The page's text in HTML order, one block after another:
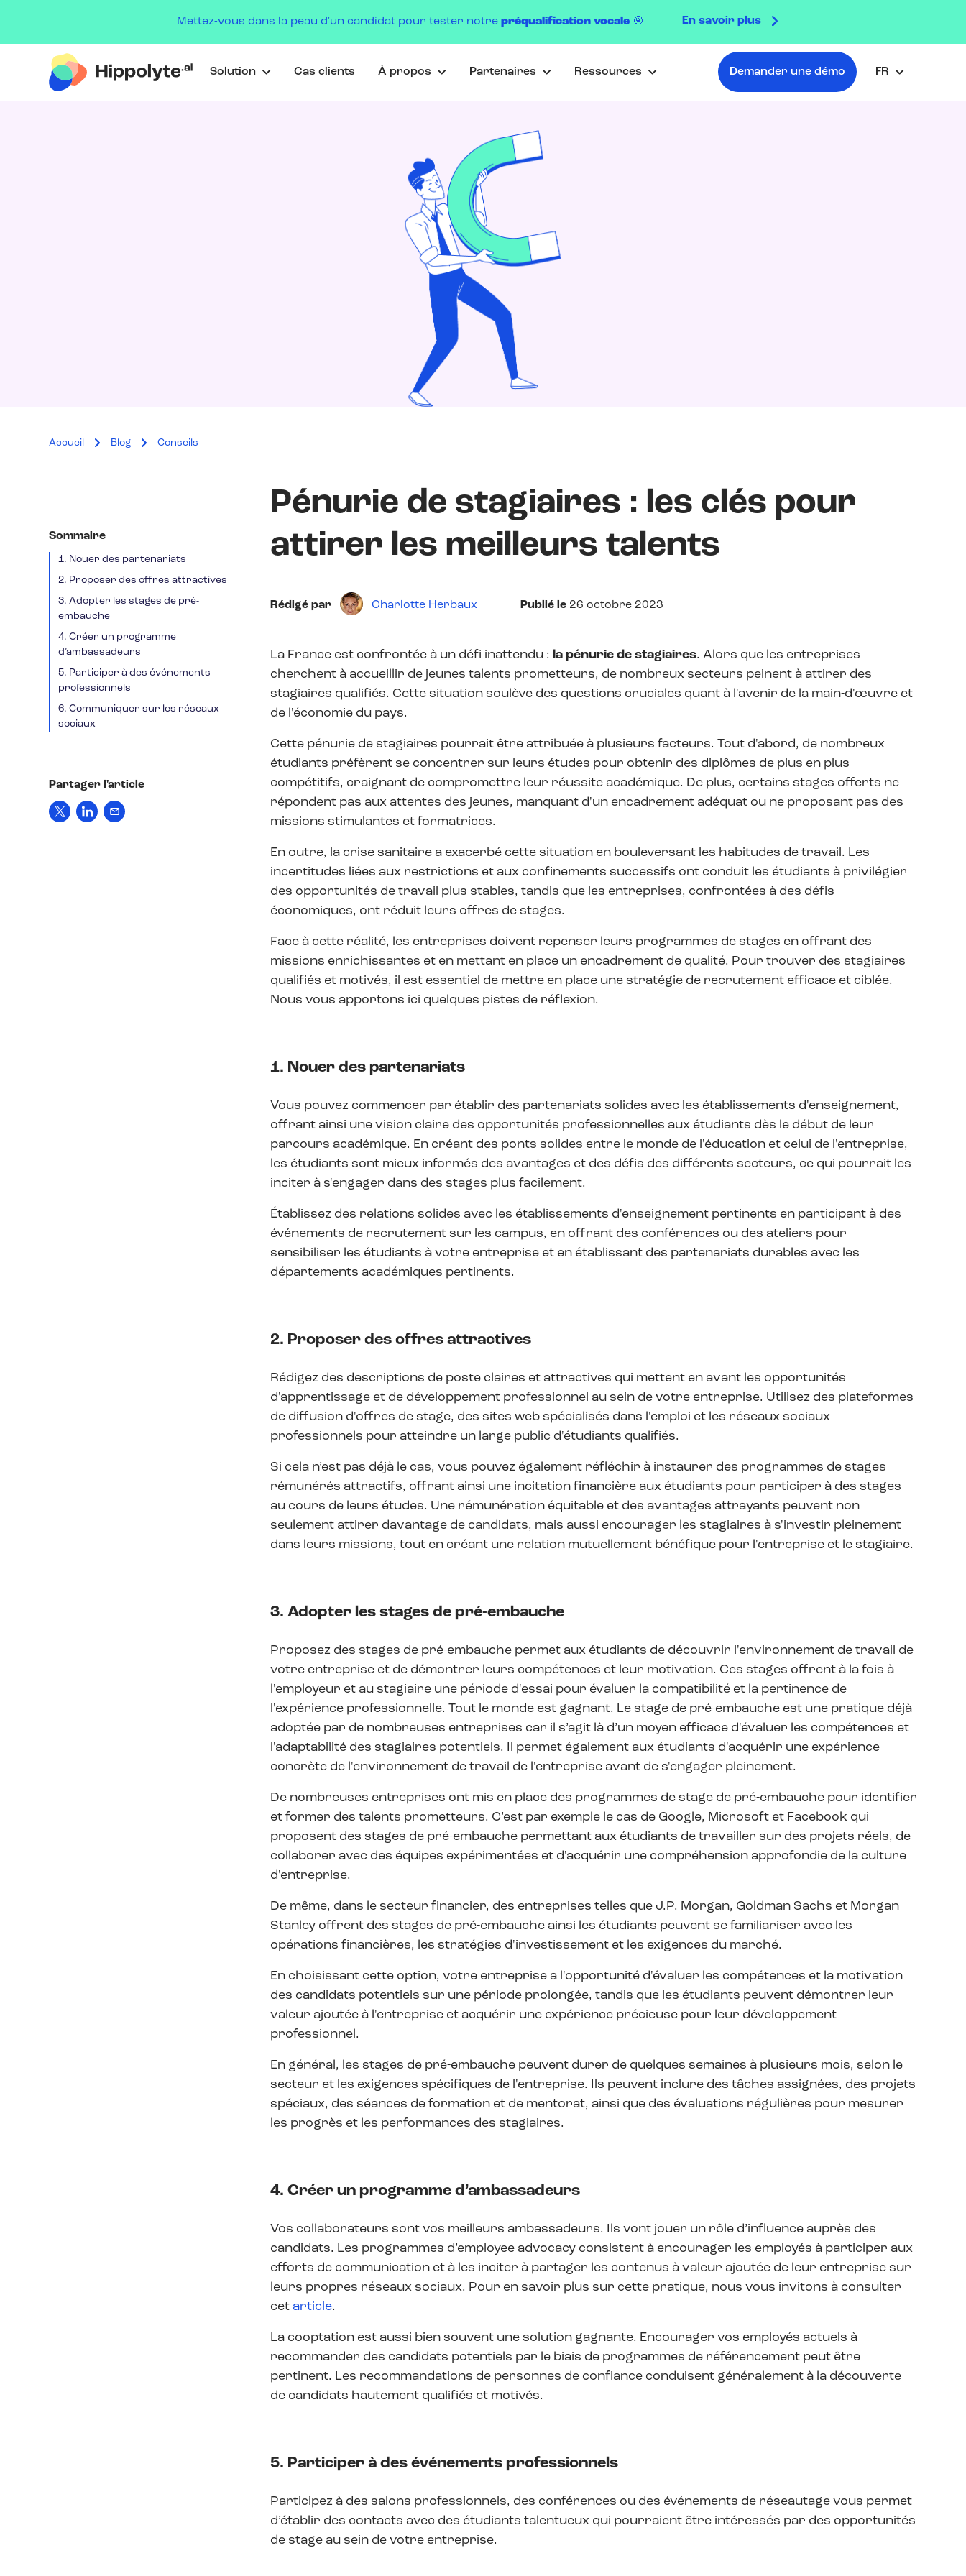
Mettez-vous dans la peau d'un candidat pour tester notre préqualification vocale 🎯 En savoir plus
Solution Cas clients À propos Partenaires Ressources Demander une démo FR
Accueil Blog Conseils
Sommaire
1. Nouer des partenariats
2. Proposer des offres attractives
3. Adopter les stages de pré-
embauche
4. Créer un programme
d’ambassadeurs
5. Participer à des événements
professionnels
6. Communiquer sur les réseaux
sociaux
Partager l'article
Pénurie de stagiaires : les clés pour
attirer les meilleurs talents
Rédigé par Charlotte Herbaux Publié le 26 octobre 2023
La France est confrontée à un défi inattendu : la pénurie de stagiaires. Alors que les entreprises
cherchent à accueillir de jeunes talents prometteurs, de nombreux secteurs peinent à attirer des
stagiaires qualifiés. Cette situation soulève des questions cruciales quant à l'avenir de la main-d'œuvre et
de l'économie du pays.
Cette pénurie de stagiaires pourrait être attribuée à plusieurs facteurs. Tout d'abord, de nombreux
étudiants préfèrent se concentrer sur leurs études pour obtenir des diplômes de plus en plus
compétitifs, craignant de compromettre leur réussite académique. De plus, certains stages offerts ne
répondent pas aux attentes des jeunes, manquant d'un encadrement adéquat ou ne proposant pas des
missions stimulantes et formatrices.
En outre, la crise sanitaire a exacerbé cette situation en bouleversant les habitudes de travail. Les
incertitudes liées aux restrictions et aux confinements successifs ont conduit les étudiants à privilégier
des opportunités de travail plus stables, tandis que les entreprises, confrontées à des défis
économiques, ont réduit leurs offres de stages.
Face à cette réalité, les entreprises doivent repenser leurs programmes de stages en offrant des
missions enrichissantes et en mettant en place un encadrement de qualité. Pour trouver des stagiaires
qualifiés et motivés, il est essentiel de mettre en place une stratégie de recrutement efficace et ciblée.
Nous vous apportons ici quelques pistes de réflexion.
1. Nouer des partenariats
Vous pouvez commencer par établir des partenariats solides avec les établissements d'enseignement,
offrant ainsi une vision claire des opportunités professionnelles aux étudiants dès le début de leur
parcours académique. En créant des ponts solides entre le monde de l'éducation et celui de l'entreprise,
les étudiants sont mieux informés des avantages et des défis des différents secteurs, ce qui pourrait les
inciter à s'engager dans des stages plus facilement.
Établissez des relations solides avec les établissements d'enseignement pertinents en participant à des
événements de recrutement sur les campus, en offrant des conférences ou des ateliers pour
sensibiliser les étudiants à votre entreprise et en établissant des partenariats durables avec les
départements académiques pertinents.
2. Proposer des offres attractives
Rédigez des descriptions de poste claires et attractives qui mettent en avant les opportunités
d'apprentissage et de développement professionnel au sein de votre entreprise. Utilisez des plateformes
de diffusion d'offres de stage, des sites web spécialisés dans l'emploi et les réseaux sociaux
professionnels pour atteindre un large public d'étudiants qualifiés.
Si cela n’est pas déjà le cas, vous pouvez également réfléchir à instaurer des programmes de stages
rémunérés attractifs, offrant ainsi une incitation financière aux étudiants pour participer à des stages
au cours de leurs études. Une rémunération équitable et des avantages attrayants peuvent non
seulement attirer davantage de candidats, mais aussi encourager les stagiaires à s'investir pleinement
dans leurs missions, tout en créant une relation mutuellement bénéfique pour l'entreprise et le stagiaire.
3. Adopter les stages de pré-embauche
Proposez des stages de pré-embauche permet aux étudiants de découvrir l'environnement de travail de
votre entreprise et de démontrer leurs compétences et leur motivation. Ces stages offrent à la fois à
l'employeur et au stagiaire une période d'essai pour évaluer la compatibilité et la pertinence de
l'expérience professionnelle. Tout le monde est gagnant. Le stage de pré-embauche est une pratique déjà
adoptée par de nombreuses entreprises car il s’agit là d’un moyen efficace d'évaluer les compétences et
l'adaptabilité des stagiaires potentiels. Il permet également aux étudiants d'acquérir une expérience
concrète de l'environnement de travail de l'entreprise avant de s'engager pleinement.
De nombreuses entreprises ont mis en place des programmes de stage de pré-embauche pour identifier
et former des talents prometteurs. C’est par exemple le cas de Google, Microsoft et Facebook qui
proposent des stages de pré-embauche permettant aux étudiants de travailler sur des projets réels, de
collaborer avec des équipes expérimentées et d'acquérir une compréhension approfondie de la culture
d'entreprise.
De même, dans le secteur financier, des entreprises telles que J.P. Morgan, Goldman Sachs et Morgan
Stanley offrent des stages de pré-embauche ainsi les étudiants peuvent se familiariser avec les
opérations financières, les stratégies d'investissement et les exigences du marché.
En choisissant cette option, votre entreprise a l'opportunité d'évaluer les compétences et la motivation
des candidats potentiels sur une période prolongée, tandis que les étudiants peuvent démontrer leur
valeur ajoutée à l'entreprise et acquérir une expérience précieuse pour leur développement
professionnel.
En général, les stages de pré-embauche peuvent durer de quelques semaines à plusieurs mois, selon le
secteur et les exigences spécifiques de l'entreprise. Ils peuvent inclure des tâches assignées, des projets
spéciaux, des séances de formation et de mentorat, ainsi que des évaluations régulières pour mesurer
les progrès et les performances des stagiaires.
4. Créer un programme d’ambassadeurs
Vos collaborateurs sont vos meilleurs ambassadeurs. Ils vont jouer un rôle d’influence auprès des
candidats. Les programmes d’employee advocacy consistent à encourager les employés à participer aux
efforts de communication et à les inciter à partager les contenus à valeur ajoutée de leur entreprise sur
leurs propres réseaux sociaux. Pour en savoir plus sur cette pratique, nous vous invitons à consulter
cet article.
La cooptation est aussi bien souvent une solution gagnante. Encourager vos employés actuels à
recommander des candidats potentiels par le biais de programmes de référencement peut être
pertinent. Les recommandations de personnes de confiance conduisent généralement à la découverte
de candidats hautement qualifiés et motivés.
5. Participer à des événements professionnels
Participez à des salons professionnels, des conférences ou des événements de réseautage vous permet
d’établir des contacts avec des étudiants talentueux qui pourraient être intéressés par des opportunités
de stage au sein de votre entreprise.